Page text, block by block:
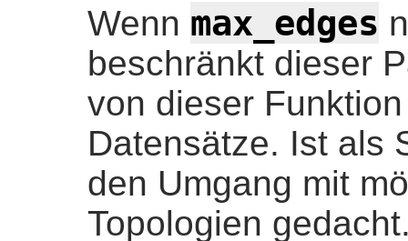
Wenn max_edges
beschränkt dieser
von dieser
Datensätze. Ist als
den Umgang mit
Topologien